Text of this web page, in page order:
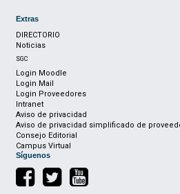
Extras
DIRECTORIO
Noticias
SGC
Login Moodle
Login Mail
Login Proveedores
Intranet
Aviso de privacidad
Aviso de privacidad simplificado de
Consejo Editorial
Campus Virtual
Síguenos